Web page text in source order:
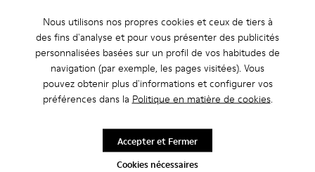
Nous utilisons nos propres cookies et ceux de tiers à
des fins d'analyse et pour vous présenter des publicités
personnalisées basées sur un profil de vos habitudes de
navigation (par exemple, les pages visitées). Vous
pouvez obtenir plus d'informations et configurer vos
préférences dans la Politique en matière de cookies.
Cookies nécessaires
Accepter et Fermer
Talon en caoutchouc de 4 cm de haut : gain de hauteur sans
renoncer au confort. Nubuck doux et souple. Bleu.
Entretien
Nos chaussures sont confectionnées à partir de matières haut
de gamme soigneusement sélectionnées. L’utilisation de